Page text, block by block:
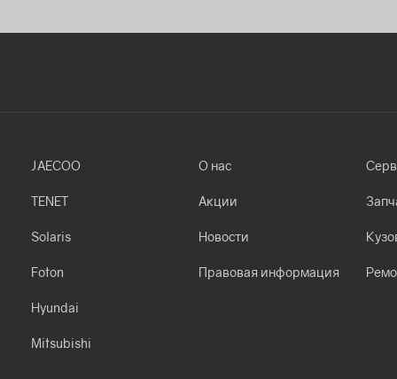
JAECOO
TENET
Solaris
Foton
Hyundai
Mitsubishi
О нас
Акции
Новости
Правовая информация